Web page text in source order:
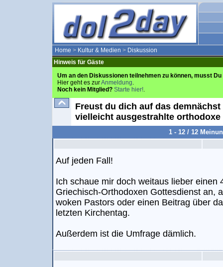
Home > Kultur & Medien > Diskussion
Hinweis für Gäste
Um an den Diskussionen teilnehmen zu können, musst
Hier geht es zurAnmeldung.
Noch kein Mitglied? Starte hier!.
Freust du dich auf das
vielleicht ausgestrahlte
1 - 12 / 12
Auf jeden Fall!
Ich schaue mir doch weitaus lieber einen
Griechisch-Orthodoxen Gottesdienst an,
woken Pastors oder einen Beitrag über
letzten Kirchentag.
Außerdem ist die Umfrage dämlich.